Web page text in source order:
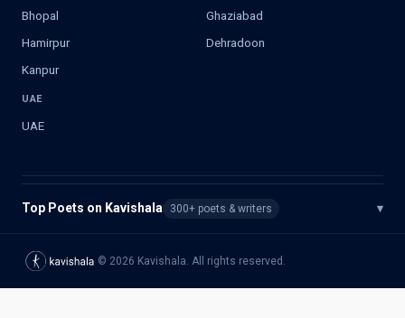
Bhopal
Ghaziabad
Hamirpur
Dehradoon
Kanpur
UAE
UAE
Top Poets on Kavishala 300+ poets & writers ▾
© 2026 Kavishala. All rights reserved.